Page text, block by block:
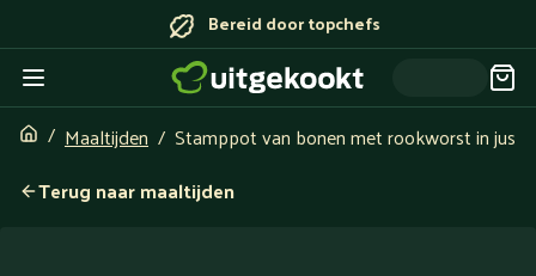
Bereid door topchefs
Maaltijden
Stamppot van bonen met rookworst in jus
Terug naar maaltijden